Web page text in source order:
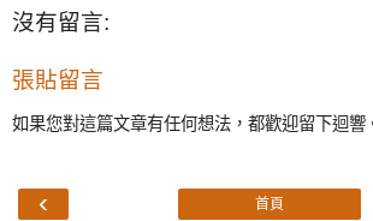
沒有留言:
張貼留言
如果您對這篇文章有任何想法，都歡迎留下迴響
‹ 首頁